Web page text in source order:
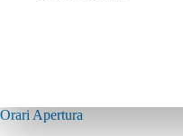
Orari Apertura